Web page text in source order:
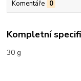
Komentáře 0
Kompletní
30 g